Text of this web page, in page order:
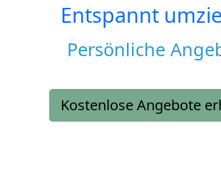
Entspannt
Persönliche
Kostenlose Angebote